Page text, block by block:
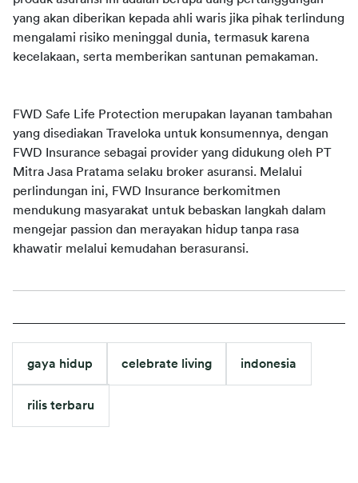
yang akan diberikan kepada ahli waris jika pihak terlindung
mengalami risiko meninggal dunia, termasuk karena
kecelakaan, serta memberikan santunan pemakaman.
FWD Safe Life Protection merupakan layanan tambahan
yang disediakan Traveloka untuk konsumennya, dengan
FWD Insurance sebagai provider yang didukung oleh PT
Mitra Jasa Pratama selaku broker asuransi. Melalui
perlindungan ini, FWD Insurance berkomitmen
mendukung masyarakat untuk bebaskan langkah dalam
mengejar passion dan merayakan hidup tanpa rasa
khawatir melalui kemudahan berasuransi.
gaya hidup celebrate living indonesia
rilis terbaru